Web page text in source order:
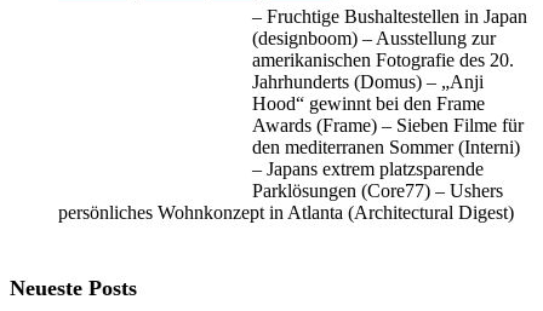
– Fruchtige Bushaltestellen in Japan
(designboom) – Ausstellung zur
amerikanischen Fotografie des 20.
Jahrhunderts (Domus) – „Anji
Hood“ gewinnt bei den Frame
Awards (Frame) – Sieben Filme für
den mediterranen Sommer (Interni)
– Japans extrem platzsparende
Parklösungen (Core77) – Ushers
persönliches Wohnkonzept in Atlanta (Architectural Digest)
Neueste Posts